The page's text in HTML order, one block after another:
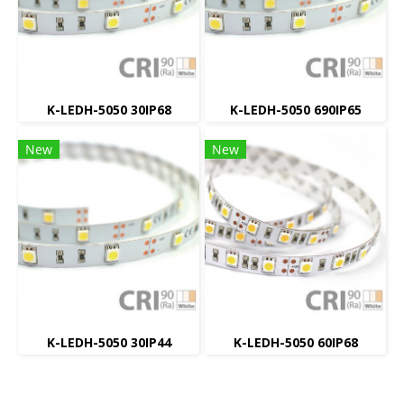
K-LEDH-5050 30IP68 K-LEDH-5050 690IP65
New
K-LEDH-5050 30IP44
New
K-LEDH-5050 60IP68